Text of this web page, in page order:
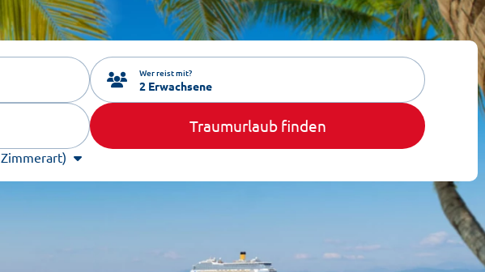
Wer reist mit?
2 Erwachsene
Traumurlaub finden